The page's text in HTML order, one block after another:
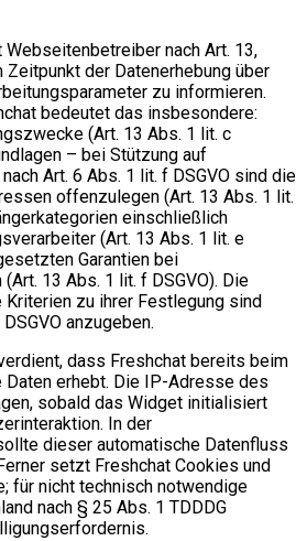
Webseitenbetreiber nach Art. 13,
der Datenerhebung über
zu informieren.
bedeutet das insbesondere:
(Art. 13 Abs. 1 lit. c
– bei Stützung auf
Art. 6 Abs. 1 lit. f DSGVO sind die
offenzulegen (Art. 13 Abs. 1 lit.
einschließlich
(Art. 13 Abs. 1 lit. e
Garantien bei
13 Abs. 1 lit. f DSGVO). Die
zu ihrer Festlegung sind
anzugeben.
dass Freshchat bereits beim
Daten erhebt. Die IP-Adresse des
sobald das Widget initialisiert
In der
dieser automatische Datenfluss
setzt Freshchat Cookies und
für nicht technisch notwendige
nach § 25 Abs. 1 TDDDG